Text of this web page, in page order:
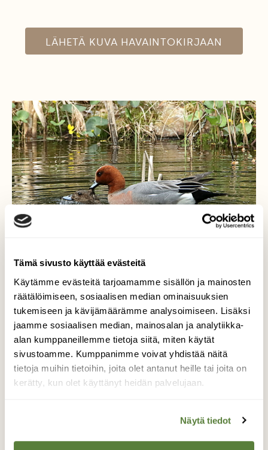
Tämä sivusto käyttää evästeitä
Käytämme evästeitä tarjoamamme sisällön ja mainosten
räätälöimiseen, sosiaalisen median ominaisuuksien
tukemiseen ja kävijämäärämme analysoimiseen. Lisäksi
jaamme sosiaalisen median, mainosalan ja analytiikka-
alan kumppaneillemme tietoja siitä, miten käytät
sivustoamme. Kumppanimme voivat yhdistää näitä
tietoja muihin tietoihin, joita olet antanut heille tai joita on
kerätty, kun olet käyttänyt heidän palvelujaan.
Näytä tiedot
LÄHETÄ KUVA HAVAINTOKIRJAAN
Haapanat
Uroshaapana nostaa naaraan pään pintaan
parittelun kestäessä, ettei se huku :) Hauho
16.5.2026